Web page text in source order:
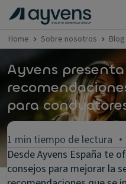
Home Sobre nosotros Blog
Ayvens
para
1 min tiempo de lectura
Desde Ayvens España te
consejos para mejorar la